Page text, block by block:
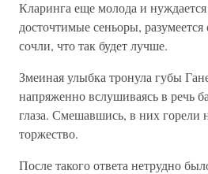
Кларинга еще молода и
досточтимые сеньоры, разумеется
сочли, что так будет лучше.
Змеиная улыбка тронула губы
напряженно вслушиваясь в речь
глаза. Смешавшись, в них
торжество.
После такого ответа нетрудно